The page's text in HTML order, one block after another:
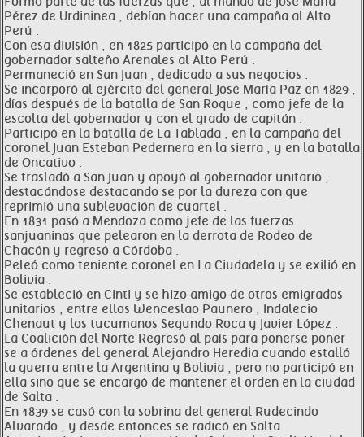
Pérez de Urdininea , debían hacer una campaña al Alto
Perú .
Con esa división , en 1825 participó en la campaña del
gobernador salteño Arenales al Alto Perú .
Permaneció en San Juan , dedicado a sus negocios .
Se incorporó al ejército del general José María Paz en 1829 ,
días después de la batalla de San Roque , como jefe de la
escolta del gobernador y con el grado de capitán .
Participó en la batalla de La Tablada , en la campaña del
coronel Juan Esteban Pedernera en la sierra , y en la batalla
de Oncativo .
Se trasladó a San Juan y apoyó al gobernador unitario ,
destacándose destacando se por la dureza con que
reprimió una sublevación de cuartel .
En 1831 pasó a Mendoza como jefe de las fuerzas
sanjuaninas que pelearon en la derrota de Rodeo de
Chacón y regresó a Córdoba .
Peleó como teniente coronel en La Ciudadela y se exilió en
Bolivia .
Se estableció en Cinti y se hizo amigo de otros emigrados
unitarios , entre ellos Wenceslao Paunero , Indalecio
Chenaut y los tucumanos Segundo Roca y Javier López .
La Coalición del Norte Regresó al país para ponerse poner
se a órdenes del general Alejandro Heredia cuando estalló
la guerra entre la Argentina y Bolivia , pero no participó en
ella sino que se encargó de mantener el orden en la ciudad
de Salta .
En 1839 se casó con la sobrina del general Rudecindo
Alvarado , y desde entonces se radicó en Salta .